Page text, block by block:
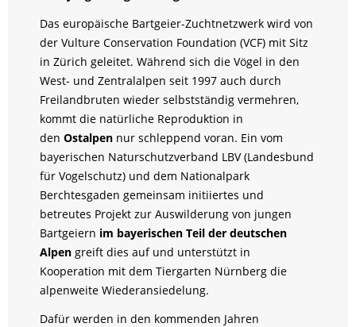
Das europäische Bartgeier-Zuchtnetzwerk wird von
der Vulture Conservation Foundation (VCF) mit Sitz
in Zürich geleitet. Während sich die Vögel in den
West- und Zentralalpen seit 1997 auch durch
Freilandbruten wieder selbstständig vermehren,
kommt die natürliche Reproduktion in
den Ostalpen nur schleppend voran. Ein vom
bayerischen Naturschutzverband LBV (Landesbund
für Vogelschutz) und dem Nationalpark
Berchtesgaden gemeinsam initiiertes und
betreutes Projekt zur Auswilderung von jungen
Bartgeiern im bayerischen Teil der deutschen
Alpen greift dies auf und unterstützt in
Kooperation mit dem Tiergarten Nürnberg die
alpenweite Wiederansiedelung.
Dafür werden in den kommenden Jahren